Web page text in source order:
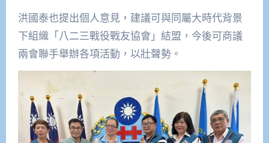
洪國泰也提出個人意見，建議可與同屬大時代背景
下組織「八二三戰役戰友協會」結盟，今後可商議
兩會聯手舉辦各項活動，以壯聲勢。